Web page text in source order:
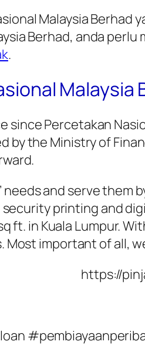
Malaysia
Berhad, anda perlu
.
Malaysia
since Percetakan
by the Ministry of
and serve them
printing and
ft. in Kuala Lumpur.
important of all,
https://